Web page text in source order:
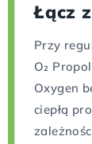
Łącz
Przy
O₂
Oxygen
ciepłą